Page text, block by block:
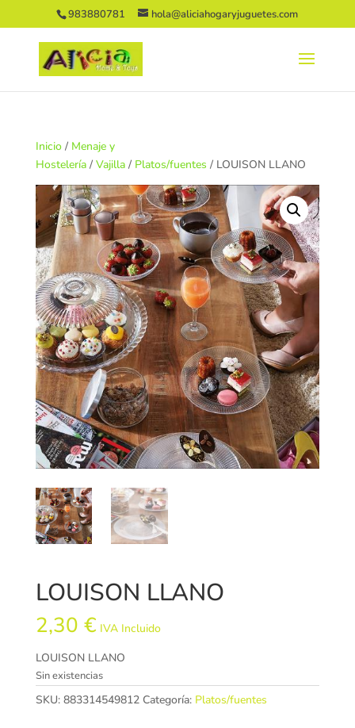
983880781 hola@aliciahogaryjuguetes.com
Inicio/ Menaje y
Hostelería/ Vajilla/ Platos/fuentes / LOUISON LLANO
LOUISON LLANO
2,30 € IVA Incluido
LOUISON LLANO
Sin existencias
SKU: 883314549812 Categoría: Platos/fuentes